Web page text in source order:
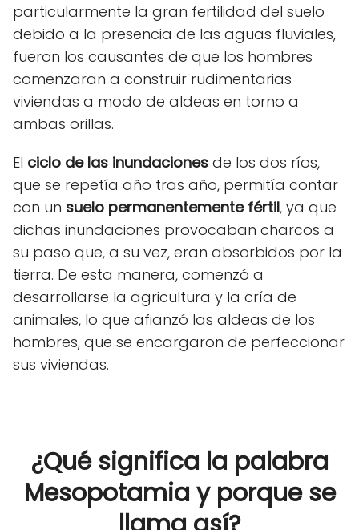
particularmente la gran fertilidad del suelo
debido a la presencia de las aguas fluviales,
fueron los causantes de que los hombres
comenzaran a construir rudimentarias
viviendas a modo de aldeas en torno a
ambas orillas.
El ciclo de las inundaciones de los dos ríos,
que se repetía año tras año, permitía contar
con un suelo permanentemente fértil, ya que
dichas inundaciones provocaban charcos a
su paso que, a su vez, eran absorbidos por la
tierra. De esta manera, comenzó a
desarrollarse la agricultura y la cría de
animales, lo que afianzó las aldeas de los
hombres, que se encargaron de perfeccionar
sus viviendas.
¿Qué significa la palabra
Mesopotamia y porque se